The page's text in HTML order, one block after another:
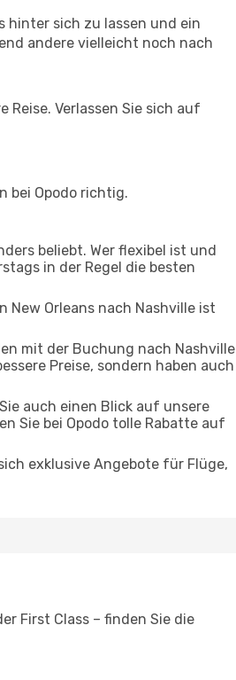
hinter sich zu lassen und ein
andere vielleicht noch nach
Reise. Verlassen Sie sich auf
bei Opodo richtig.
beliebt. Wer flexibel ist und
in der Regel die besten
New Orleans nach Nashville ist
mit der Buchung nach Nashville
Preise, sondern haben auch
auch einen Blick auf unsere
Sie bei Opodo tolle Rabatte auf
exklusive Angebote für Flüge,
First Class – finden Sie die